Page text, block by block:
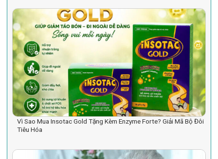
Vì Sao Mua Insotac Gold Tặng Kèm Enzyme Forte? Giải Mã Bộ Đôi
Tiêu Hóa